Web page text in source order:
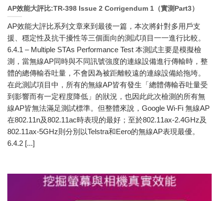
AP效能大評比:TR-398 Issue 2 Corrigendum 1（實測Part3）
AP效能大評比系列文章來到最後一篇，本次將針對多用戶支
援、穩定性及抗干擾性等三個面向的測試項目一一進行比較。
6.4.1 – Multiple STAs Performance Test 本測試主要是模擬檢
測，當無線AP同時與不同訊號強度的連線設備進行傳輸時，整
體的總傳輸吞吐量，不會因為被距離較遠的連線設備給拖垮。
在此測試項目中，所有的無線AP皆有發生「總體傳輸吞吐量受
到影響而有一定程度降低」的狀況，也因此此次檢測的所有無
線AP皆無法滿足測試標準。但整體來說，Google Wi-Fi 無線AP
在802.11n及802.11ac時表現的最好；至於802.11ax-2.4GHz及
802.11ax-5GHz則分別以Telstra和Eero的無線AP表現最優。
6.4.2 [...]